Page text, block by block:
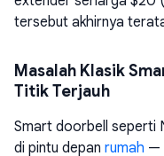
tersebut akhirnya
Masalah Klasik
Titik Terjauh
Smart doorbell seperti
di pintu depan rumah —